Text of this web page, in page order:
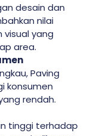
desain dan
nilai
yang
area.
Paving
konsumen
rendah.
tinggi terhadap